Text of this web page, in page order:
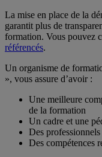
La mise en place de la
garantit plus de
formation. Vous pouvez
référencés.
Un organisme de
», vous assure d’avoir :
Une meilleure
de la formation
Un cadre et une
Des
Des compétences